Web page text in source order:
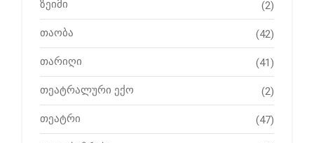
ზეიმი (2)
თაობა (42)
თარიღი (41)
თეატრალური ექო (2)
თეატრი (47)